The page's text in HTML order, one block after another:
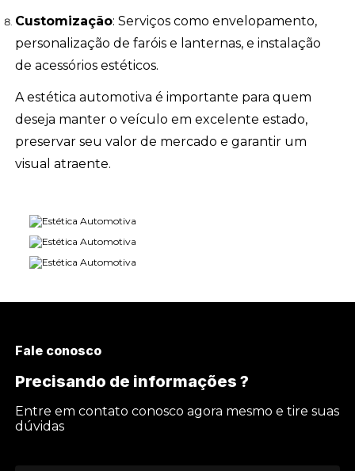
Customização: Serviços como envelopamento,
personalização de faróis e lanternas, e instalação
de acessórios estéticos.
A estética automotiva é importante para quem
deseja manter o veículo em excelente estado,
preservar seu valor de mercado e garantir um
visual atraente.
Fale conosco
Precisando de informações ?
Entre em contato conosco agora mesmo e tire suas
dúvidas